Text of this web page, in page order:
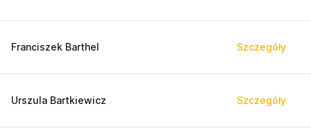
Franciszek Barthel Szczegóły
Urszula Bartkiewicz Szczegóły